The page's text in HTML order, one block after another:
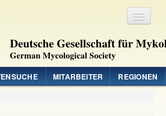
MITARBEITER REGIONEN